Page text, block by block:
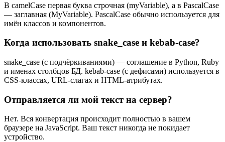
В camelCase первая буква строчная (myVariable), а в PascalCase
— заглавная (MyVariable). PascalCase обычно используется для
имён классов и компонентов.
Когда использовать snake_case и kebab-case?
snake_case (с подчёркиваниями) — соглашение в Python, Ruby
и именах столбцов БД. kebab-case (с дефисами) используется в
CSS-классах, URL-слагах и HTML-атрибутах.
Отправляется ли мой текст на сервер?
Нет. Вся конвертация происходит полностью в вашем
браузере на JavaScript. Ваш текст никогда не покидает
устройство.